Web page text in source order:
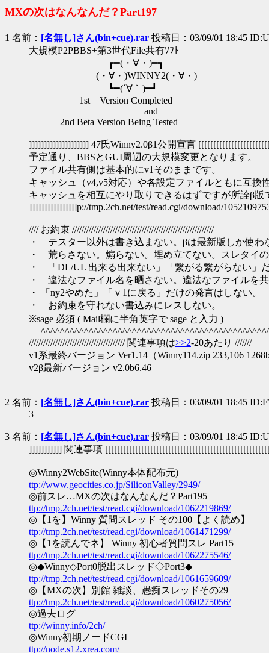
MXの次はなんなんだ？Part197
1 名前： [名無し]さん(bin+cue).rar 投稿日：03/09/01 18:45
大規模P2PBBS+第3世代File共有ｿﾌﾄ
┏━(・∀・)━┓
(・∀・)WINNY2(・∀・)
┗━(´∀｀)━┛
1st Version Completed
and
2nd Beta Version Being Tested
]]]]]]]]]]]]]]]]]]]] 47氏Winny2.0β1公開宣言
予定通り、BBSとGUI周辺の大規模変更となります。
ファイル共有側は基本的にv1そのままです。
キャッシュ（v4,v5対応）や各設定ファイルともに互換
キャッシュを相互にやり取りできるはずですが所詮β版
]]]]]]]]]]]]]]]]p://tmp.2ch.net/test/read.cgi/download/
//// お約束 ///////////////////////////////////////////////////////////
・ テスター以外は書き込まない。βは最新版しか使わ
・ 荒らさない。煽らない。埋め立てない。スレタイの
・ 「DL/UL 出来る出来ない」「繋がる繋がらない」
・ 違法なファイル名を晒さない。違法なファイルを共
・ 「ny2やめた」「ｖ1に戻る」だけの発言はしない。
・ お約束を守れない書込みにレスしない。
※sage 必須 ( Mail欄に半角英字で sage と入力 )
//////////////////////////////////////// 関連事項は>>2-20あたり ///////
v1系最終バージョン Ver1.14（Winny114.zip 233,106
v2β最新バージョン v2.0b6.46
2 名前： [名無し]さん(bin+cue).rar 投稿日：03/09/01 18:45
3
3 名前： [名無し]さん(bin+cue).rar 投稿日：03/09/01 18:45
]]]]]]]]]]] 関連事項
◎Winny2WebSite(Winny本体配布元)
ttp://www.geocities.co.jp/SiliconValley/2949/
◎前スレ…MXの次はなんなんだ？Part195
ttp://tmp.2ch.net/test/read.cgi/download/1062219869/
◎【1を】Winny 質問スレッド その100【よく読め】
ttp://tmp.2ch.net/test/read.cgi/download/1061471299/
◎【1を読んでネ】 Winny 初心者質問スレ Part15
ttp://tmp.2ch.net/test/read.cgi/download/1062275546/
◎◆Winny◇Port0脱出スレッド◇Port3◆
ttp://tmp.2ch.net/test/read.cgi/download/1061659609/
◎【MXの次】別館 雑談、愚痴スレッドその29
ttp://tmp.2ch.net/test/read.cgi/download/1060275056/
◎過去ログ
ttp://winny.info/2ch/
◎Winny初期ノードCGI
ttp://node.s12.xrea.com/